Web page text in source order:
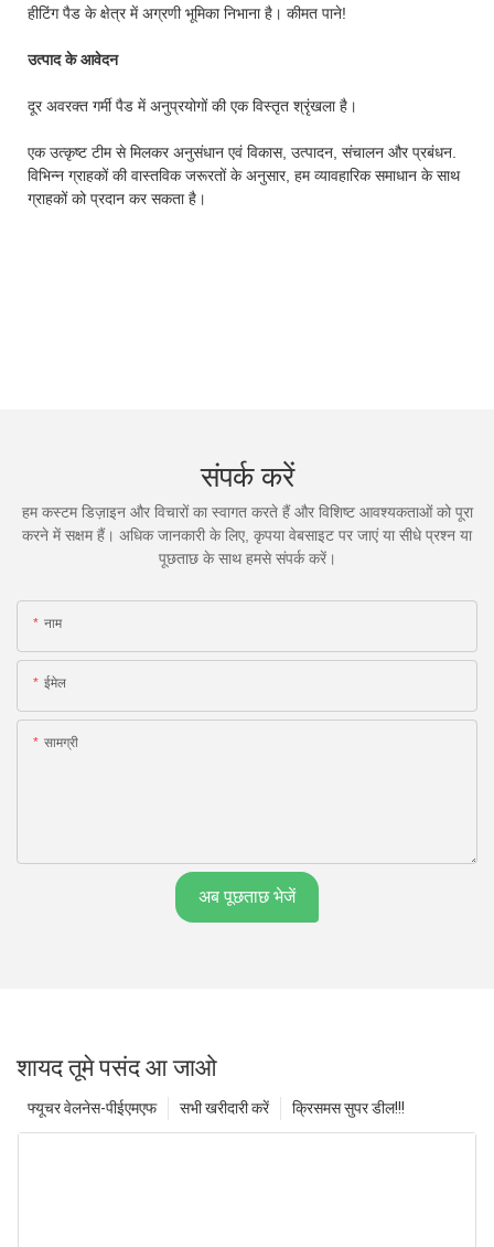
हीटिंग पैड के क्षेत्र में अग्रणी भूमिका निभाना है। कीमत पाने!
उत्पाद के आवेदन
दूर अवरक्त गर्मी पैड में अनुप्रयोगों की एक विस्तृत श्रृंखला है।
एक उत्कृष्ट टीम से मिलकर अनुसंधान एवं विकास, उत्पादन, संचालन और प्रबंधन.
विभिन्न ग्राहकों की वास्तविक जरूरतों के अनुसार, हम व्यावहारिक समाधान के साथ
ग्राहकों को प्रदान कर सकता है।
संपर्क करें
हम कस्टम डिज़ाइन और विचारों का स्वागत करते हैं और विशिष्ट आवश्यकताओं को पूरा
करने में सक्षम हैं। अधिक जानकारी के लिए, कृपया वेबसाइट पर जाएं या सीधे प्रश्न या
पूछताछ के साथ हमसे संपर्क करें।
नाम
ईमेल
सामग्री
अब पूछताछ भेजें
शायद तूमे पसंद आ जाओ
क्रिसमस सुपर डील!!!
सभी खरीदारी करें
फ्यूचर वेलनेस-पीईएमएफ